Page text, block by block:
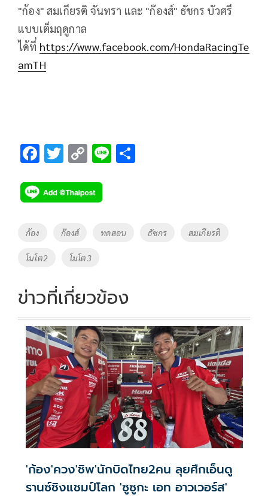
"ก้อง" สมเกียรติ จันทรา และ "ก๊องส์" ธัชกร บัวศรี
แบบเต็มฤดูกาล
ได้ที่ https://www.facebook.com/HondaRacingTe
amTH
F
e
b
o
k
T
tt
er
C
p
y
Li
n
k
Li
Tags
ก้อง ก๊องส์ ทดสอบ ธัชกร สมเกียรติ
โมโต2 โมโต3
ข่าวที่เกี่ยวข้อง
'ก้อง'ควง'ชิพ'นักบิดไทย2คน ลุยศึกเอ็นดู
รานซ์ชิงแชมป์โลก 'ซูซูกะ เอท อาวเวอร์ส'